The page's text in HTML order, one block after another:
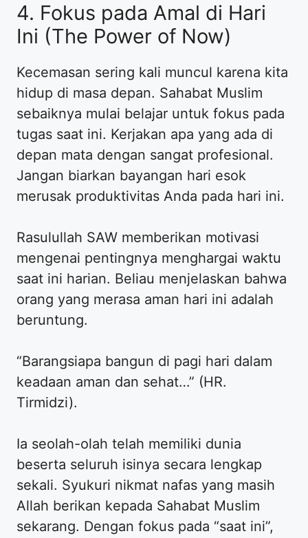
4. Fokus pada Amal di Hari
Ini (The Power of Now)
Kecemasan sering kali muncul karena kita
hidup di masa depan. Sahabat Muslim
sebaiknya mulai belajar untuk fokus pada
tugas saat ini. Kerjakan apa yang ada di
depan mata dengan sangat profesional.
Jangan biarkan bayangan hari esok
merusak produktivitas Anda pada hari ini.
Rasulullah SAW memberikan motivasi
mengenai pentingnya menghargai waktu
saat ini harian. Beliau menjelaskan bahwa
orang yang merasa aman hari ini adalah
beruntung.
“Barangsiapa bangun di pagi hari dalam
keadaan aman dan sehat…” (HR.
Tirmidzi).
Ia seolah-olah telah memiliki dunia
beserta seluruh isinya secara lengkap
sekali. Syukuri nikmat nafas yang masih
Allah berikan kepada Sahabat Muslim
sekarang. Dengan fokus pada “saat ini”,